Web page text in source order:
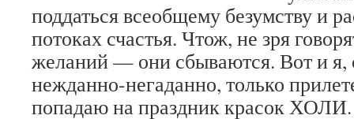
поддаться всеобщему безумству и
потоках счастья. Чтож, не зря
желаний — они сбываются. Вот и я,
нежданно-негаданно, только
попадаю на праздник красок